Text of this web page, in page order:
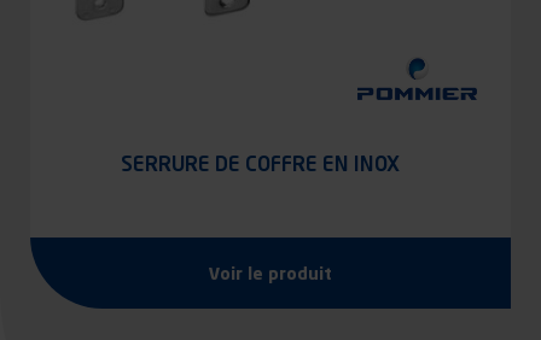
SERRURE DE COFFRE EN INOX
Voir le produit